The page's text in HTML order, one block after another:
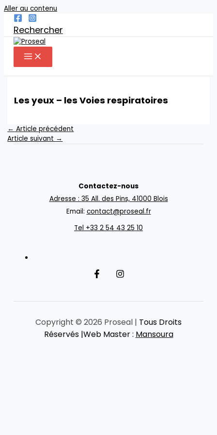
Aller au contenu
Rechercher
Les yeux – les Voies respiratoires
← Article précédent
Article suivant →
Contactez-nous
Adresse : 35 All. des Pins, 41000 Blois
Email: contact@proseal.fr
Tel +33 2 54 43 25 10
Copyright © 2026 Proseal | Tous Droits
Réservés |Web Master : Mansoura